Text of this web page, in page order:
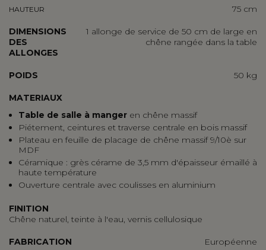
HAUTEUR 75 cm
DIMENSIONS
DES
ALLONGES
1 allonge de service de 50 cm de large en
chêne rangée dans la table
POIDS 50 kg
MATERIAUX
Table de salle à manger en chêne massif
Piétement, ceintures et traverse centrale en bois massif
Plateau en feuille de placage de chêne massif 9/10è sur
MDF
Céramique : grès cérame de 3,5 mm d'épaisseur émaillé à
haute température
Ouverture centrale avec coulisses en aluminium
FINITION
Chêne naturel, teinte à l'eau, vernis cellulosique
FABRICATION Européenne